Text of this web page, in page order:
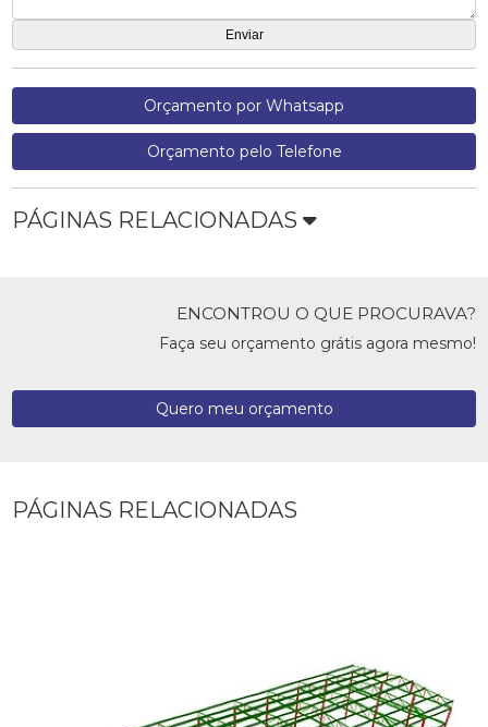
Orçamento por Whatsapp
Orçamento pelo Telefone
PÁGINAS RELACIONADAS
ENCONTROU O QUE PROCURAVA?
Faça seu orçamento grátis agora mesmo!
Quero meu orçamento
PÁGINAS RELACIONADAS